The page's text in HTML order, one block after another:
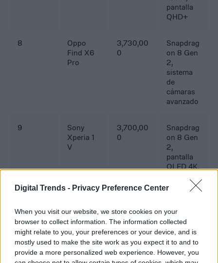
Digital Trends - Privacy Preference Center
When you visit our website, we store cookies on your
browser to collect information. The information collected
might relate to you, your preferences or your device, and is
mostly used to make the site work as you expect it to and to
provide a more personalized web experience. However, you
pantalla
QHD+
8
Oppo
Find X6
Pro
3,730,00
0
Snapdrag
on 8 Gen
2,
sistema
de
cámaras
avanzado
9
Sony
Xperia 1
V
3,700,00
0
Snapdrag
on 8 Gen
2,
pantalla
OLED 4K,
premium
10
Vivo X90
Pro+
3,680,00
0
MediaTek
Dimensit
y 9200,
cámara
Zeiss,
carga